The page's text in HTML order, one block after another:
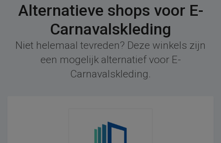
Alternatieve shops voor E-
Carnavalskleding
Niet helemaal tevreden? Deze winkels zijn
een mogelijk alternatief voor E-
Carnavalskleding.